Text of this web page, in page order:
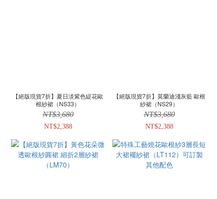
【絕版現貨7折】夏日淡紫色緹花歐
根紗裙（NS33）
NT$3,680
NT$2,388
【絕版現貨7折】莫蘭迪淺灰藍 歐根
紗裙（NS29）
NT$3,680
NT$2,388